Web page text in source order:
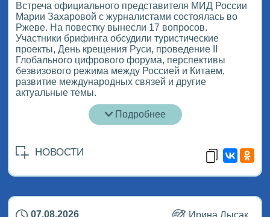
Встреча официального представителя МИД России
Марии Захаровой с журналистами состоялась во
Ржеве. На повестку вынесли 17 вопросов.
Участники брифинга обсудили туристические
проекты, День крещения Руси, проведение II
Глобального цифрового форума, перспективы
безвизового режима между Россией и Китаем,
развитие международных связей и другие
актуальные темы.
Подробнее
НОВОСТИ
07.08.2026
Ирина Лысак